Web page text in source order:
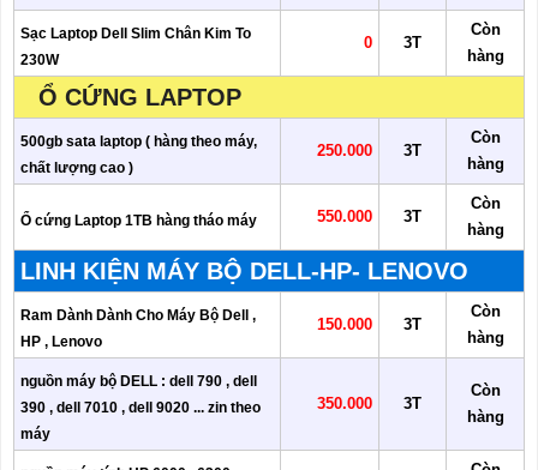
Sạc Laptop Dell Slim Chân Kim To
230W
0 3T
Còn
hàng
Ổ CỨNG LAPTOP
500gb sata laptop ( hàng theo máy,
chất lượng cao )
250.000 3T
Còn
hàng
Ổ cứng Laptop 1TB hàng tháo máy 550.000 3T
Còn
hàng
LINH KIỆN MÁY BỘ DELL-HP- LENOVO
Ram Dành Dành Cho Máy Bộ Dell ,
HP , Lenovo
150.000 3T
Còn
hàng
nguồn máy bộ DELL : dell 790 , dell
390 , dell 7010 , dell 9020 ... zin theo
máy
350.000 3T
Còn
hàng